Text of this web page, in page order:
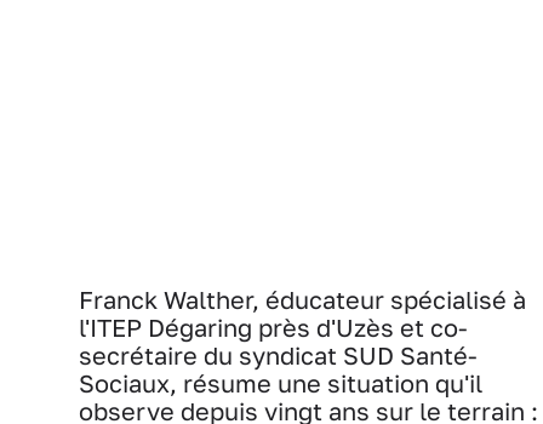
Franck Walther, éducateur spécialisé à
l'ITEP Dégaring près d'Uzès et co-
secrétaire du syndicat SUD Santé-
Sociaux, résume une situation qu'il
observe depuis vingt ans sur le terrain :